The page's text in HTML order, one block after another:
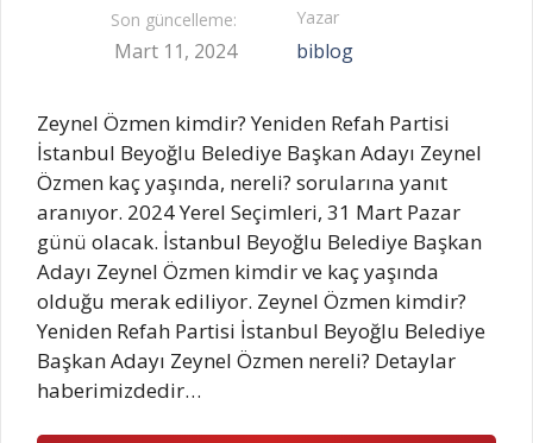
Son güncelleme:
Mart 11, 2024
Yazar
biblog
Zeynel Özmen kimdir? Yeniden Refah Partisi
İstanbul Beyoğlu Belediye Başkan Adayı Zeynel
Özmen kaç yaşında, nereli? sorularına yanıt
aranıyor. 2024 Yerel Seçimleri, 31 Mart Pazar
günü olacak. İstanbul Beyoğlu Belediye Başkan
Adayı Zeynel Özmen kimdir ve kaç yaşında
olduğu merak ediliyor. Zeynel Özmen kimdir?
Yeniden Refah Partisi İstanbul Beyoğlu Belediye
Başkan Adayı Zeynel Özmen nereli? Detaylar
haberimizdedir…